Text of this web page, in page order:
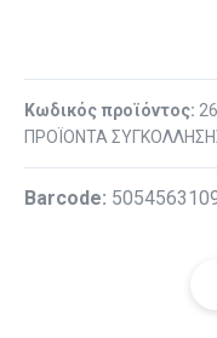
Κωδικός προϊόντος:
ΠΡΟΪΟΝΤΑ
Βarcode: